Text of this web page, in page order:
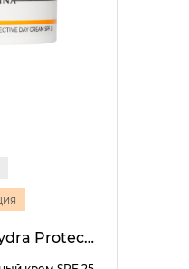
Forever Young Hydra Protective Day Cream SPF 25